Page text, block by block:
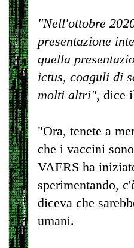
"Nell'ottobre
presentazione
quella
ictus, coaguli di
molti altri", dice
"Ora, tenete a
che i vaccini
VAERS ha
sperimentando,
diceva che
umani.